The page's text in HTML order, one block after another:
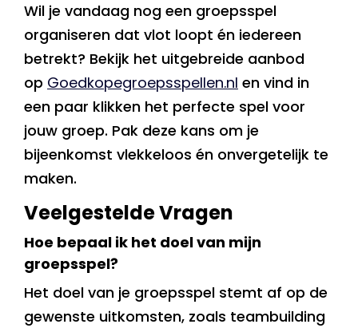
Wil je vandaag nog een groepsspel
organiseren dat vlot loopt én iedereen
betrekt? Bekijk het uitgebreide aanbod
op Goedkopegroepsspellen.nl en vind in
een paar klikken het perfecte spel voor
jouw groep. Pak deze kans om je
bijeenkomst vlekkeloos én onvergetelijk te
maken.
Veelgestelde Vragen
Hoe bepaal ik het doel van mijn
groepsspel?
Het doel van je groepsspel stemt af op de
gewenste uitkomsten, zoals teambuilding